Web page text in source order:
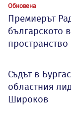
Обновена
Премиерът
българското
Съдът в
областния
Широков